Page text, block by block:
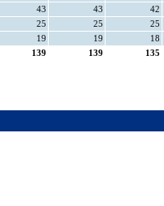
43 43 42
25 25 25
19 19 18
139
139 135